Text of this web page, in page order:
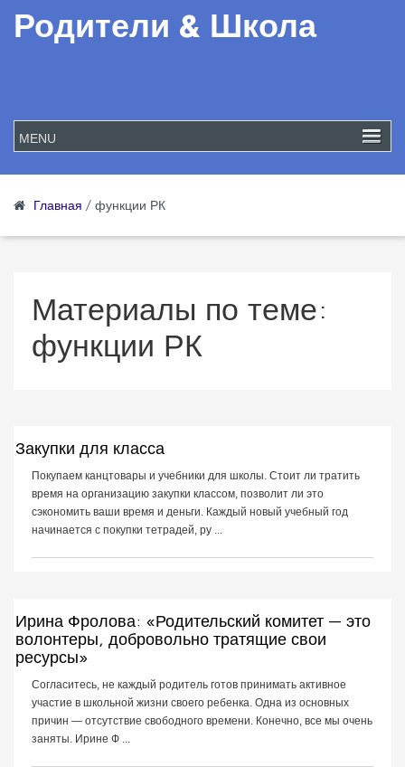
Родители & Школа
Главная / функции РК
Материалы по теме:
функции РК
Закупки для класса
Покупаем канцтовары и учебники для школы. Стоит ли тратить
время на организацию закупки классом, позволит ли это
сэкономить ваши время и деньги. Каждый новый учебный год
начинается с покупки тетрадей, ру ...
Ирина Фролова: «Родительский комитет — это
волонтеры, добровольно тратящие свои
ресурсы»
Согласитесь, не каждый родитель готов принимать активное
участие в школьной жизни своего ребенка. Одна из основных
причин — отсутствие свободного времени. Конечно, все мы очень
заняты. Ирине Ф ...